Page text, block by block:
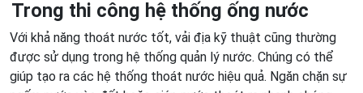
Trong thi công hệ thống ống nước
Với khả năng thoát nước tốt, vải địa kỹ thuật cũng thường
được sử dụng trong hệ thống quản lý nước. Chúng có thể
giúp tạo ra các hệ thống thoát nước hiệu quả. Ngăn chặn sự